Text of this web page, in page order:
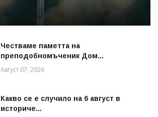
Честваме паметта на
преподобномъченик Дом...
Август 07, 2026
Какво се е случило на 6 август в
историче...